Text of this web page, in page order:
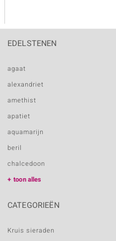
EDELSTENEN
agaat
alexandriet
amethist
apatiet
aquamarijn
beril
chalcedoon
toon alles
CATEGORIEËN
Kruis sieraden